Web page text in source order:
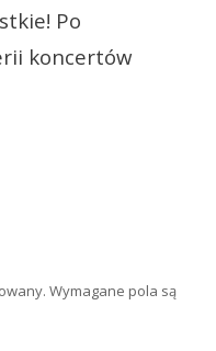
Po
koncertów
Wymagane pola są